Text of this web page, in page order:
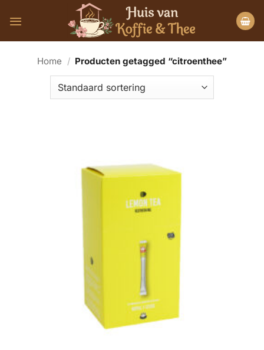
naar
Home / Producten getagged “citroenthee”